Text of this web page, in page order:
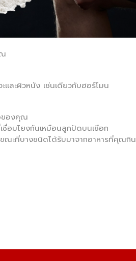
ละผิวหนัง เช่นเดียวกับฮอร์โมน
ของคุณ
ชื่อมโยงกันเหมือนลูกปัดบนเชือก
ณะที่บางชนิดได้รับมาจากอาหารที่คุณกิน